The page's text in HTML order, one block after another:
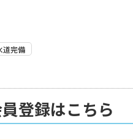
道完備
登録はこちら